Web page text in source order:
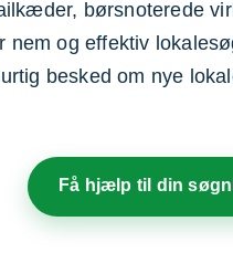
børsnoterede
nem og effektiv
besked om nye
Få hjælp til din